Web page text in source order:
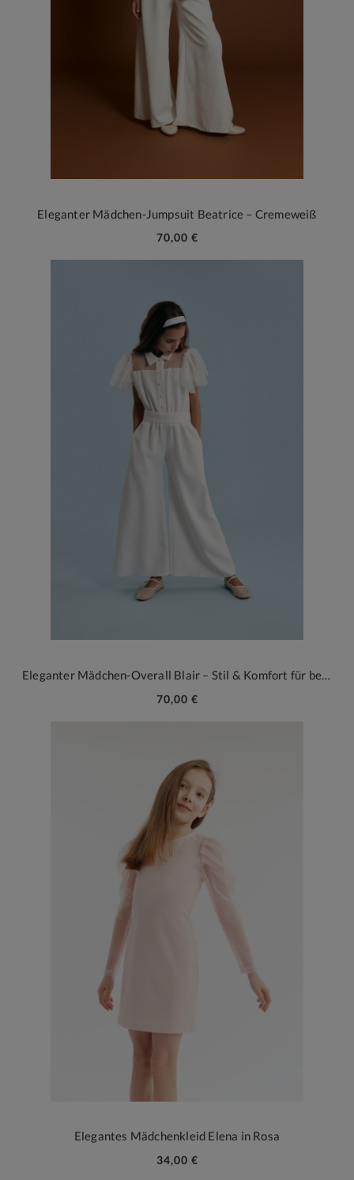
Eleganter Mädchen-Jumpsuit Beatrice – Cremeweiß
70,00 €
Eleganter Mädchen-Overall Blair – Stil & Komfort für besondere Anlässe
70,00 €
Elegantes Mädchenkleid Elena in Rosa
34,00 €